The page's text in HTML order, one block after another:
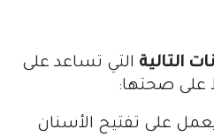
التالية التي تساعد على
على صحتها:
على تفتيح الأسنان